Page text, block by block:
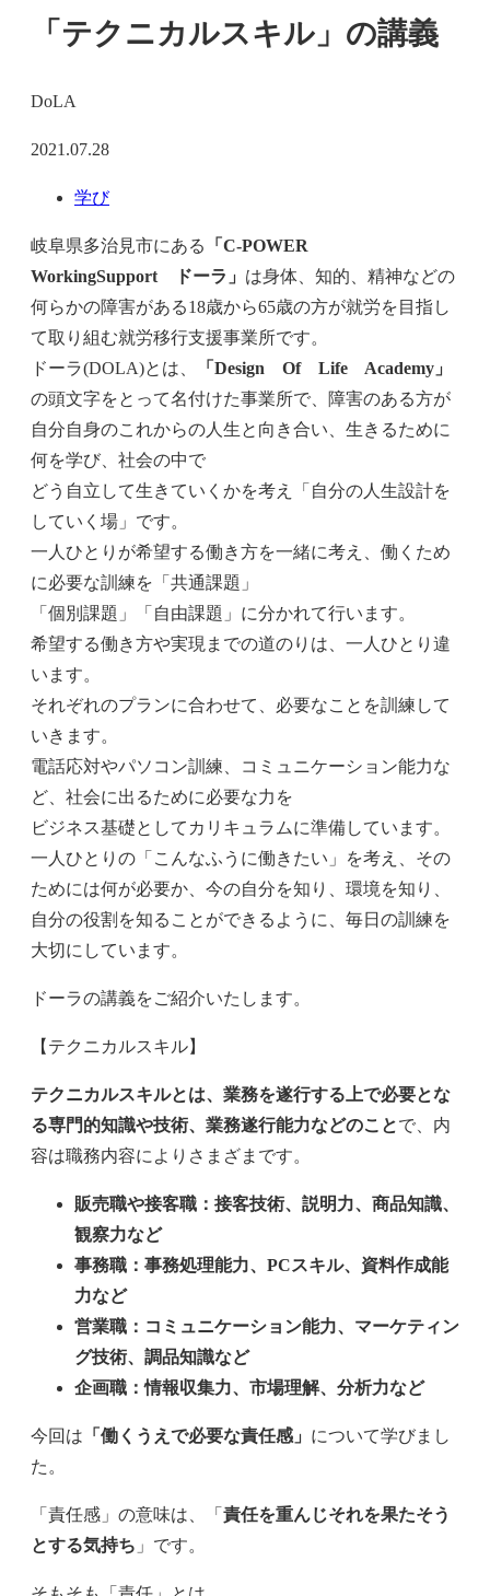
「テクニカルスキル」の講義
DoLA
2021.07.28
学び
岐阜県多治見市にある
「C-POWER
WorkingSupport ドーラ」 は身体、知的、精神などの
何らかの障害がある18歳から65歳の方が就労を目指し
て取り組む就労移行支援事業所です。
ドーラ(DOLA)とは、
「Design Of Life Academy」
の頭文字をとって名付けた事業所で、障害のある方が
自分自身のこれからの人生と向き合い、生きるために
何を学び、社会の中で
どう自立して生きていくかを考え「自分の人生設計を
していく場」です。
一人ひとりが希望する働き方を一緒に考え、働くため
に必要な訓練を「共通課題」
「個別課題」「自由課題」に分かれて行います。
希望する働き方や実現までの道のりは、一人ひとり違
います。
それぞれのプランに合わせて、必要なことを訓練して
いきます。
電話応対やパソコン訓練、コミュニケーション能力な
ど、社会に出るために必要な力を
ビジネス基礎としてカリキュラムに準備しています。
一人ひとりの「こんなふうに働きたい」を考え、その
ためには何が必要か、今の自分を知り、環境を知り、
自分の役割を知ることができるように、毎日の訓練を
大切にしています。
ドーラの講義をご紹介いたします。
【テクニカルスキル】
テクニカルスキルとは、業務を遂行する上で必要とな
る専門的知識や技術、業務遂行能力などのことで、内
容は職務内容によりさまざまです。
販売職や接客職：接客技術、説明力、商品知識、
観察力など
事務職：事務処理能力、PCスキル、資料作成能
力など
営業職：コミュニケーション能力、マーケティン
グ技術、調品知識など
企画職：情報収集力、市場理解、分析力など
今回は 「働くうえで必要な責任感」 について学びまし
た。
「責任感」の意味は、「 責任を重んじそれを果たそう
とする気持ち 」です。